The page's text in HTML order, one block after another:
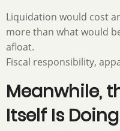
Liquidation would cost
more than what would
afloat.
Fiscal responsibility,
Meanwhile,
Itself Is